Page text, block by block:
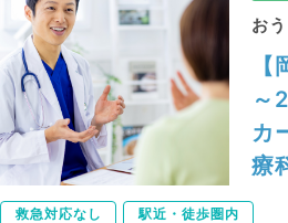
お
～
カ
療
救急対応なし 駅近・徒歩圏内